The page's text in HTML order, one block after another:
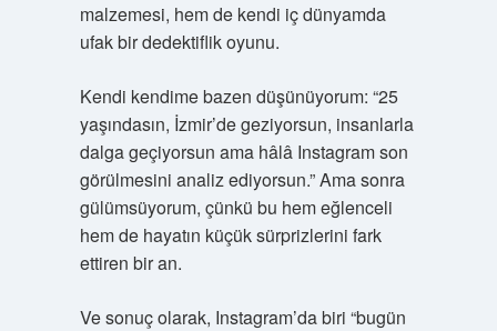
malzemesi, hem de kendi iç dünyamda
ufak bir dedektiflik oyunu.
Kendi kendime bazen düşünüyorum: “25
yaşındasın, İzmir’de geziyorsun, insanlarla
dalga geçiyorsun ama hâlâ Instagram son
görülmesini analiz ediyorsun.” Ama sonra
gülümsüyorum, çünkü bu hem eğlenceli
hem de hayatın küçük sürprizlerini fark
ettiren bir an.
Ve sonuç olarak, Instagram’da biri “bugün